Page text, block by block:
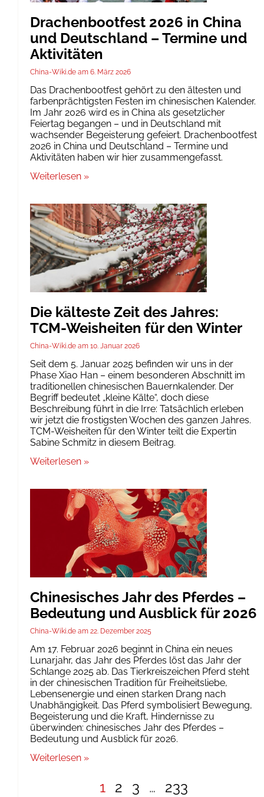
Drachenbootfest 2026 in China
und Deutschland – Termine und
Aktivitäten
China-Wiki.de 6. März 2026
Das Drachenbootfest gehört zu den ältesten und
farbenprächtigsten Festen im chinesischen Kalender.
Im Jahr 2026 wird es in China als gesetzlicher
Feiertag begangen – und in Deutschland mit
wachsender Begeisterung gefeiert. Drachenbootfest
2026 in China und Deutschland – Termine und
Aktivitäten haben wir hier zusammengefasst.
Weiterlesen »
Die kälteste Zeit des Jahres:
TCM-Weisheiten für den Winter
China-Wiki.de 10. Januar 2026
Seit dem 5. Januar 2025 befinden wir uns in der
Phase Xiao Han – einem besonderen Abschnitt im
traditionellen chinesischen Bauernkalender. Der
Begriff bedeutet „kleine Kälte“, doch diese
Beschreibung führt in die Irre: Tatsächlich erleben
wir jetzt die frostigsten Wochen des ganzen Jahres.
TCM-Weisheiten für den Winter teilt die Expertin
Sabine Schmitz in diesem Beitrag.
Weiterlesen »
Chinesisches Jahr des Pferdes –
Bedeutung und Ausblick für 2026
China-Wiki.de 22. Dezember 2025
Am 17. Februar 2026 beginnt in China ein neues
Lunarjahr, das Jahr des Pferdes löst das Jahr der
Schlange 2025 ab. Das Tierkreiszeichen Pferd steht
in der chinesischen Tradition für Freiheitsliebe,
Lebensenergie und einen starken Drang nach
Unabhängigkeit. Das Pferd symbolisiert Bewegung,
Begeisterung und die Kraft, Hindernisse zu
überwinden: chinesisches Jahr des Pferdes –
Bedeutung und Ausblick für 2026.
Weiterlesen »
1 2 3 … 233